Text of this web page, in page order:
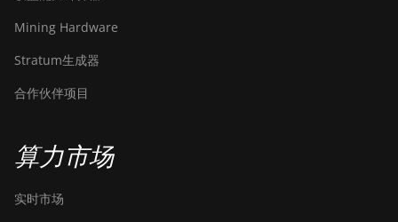
Mining Hardware
Stratum生成器
合作伙伴项目
算力市场
实时市场